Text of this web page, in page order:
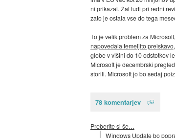
ni prikazal. Žal tudi pri redni
zato je ostala vse do tega
To je velik problem za
napovedala temeljito preiskavo
globe v višini do 10 odstotkov
Microsoft je decembrski
storili. Microsoft jo bo sedaj
78 komentarjev
Preberite si še…
Windows Update bo